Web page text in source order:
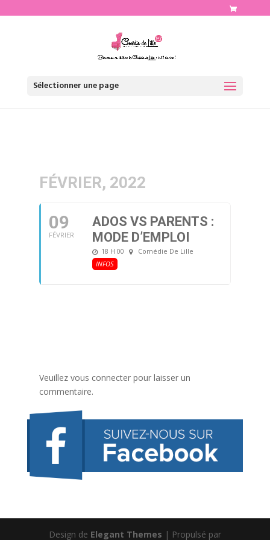
Sélectionner une page
FÉVRIER, 2022
09
FÉVRIER
ADOS VS PARENTS :
MODE D’EMPLOI
18 H 00
Comédie De Lille
INFOS
Veuillez vous connecter pour laisser un
commentaire.
Design de Elegant Themes | Propulsé par